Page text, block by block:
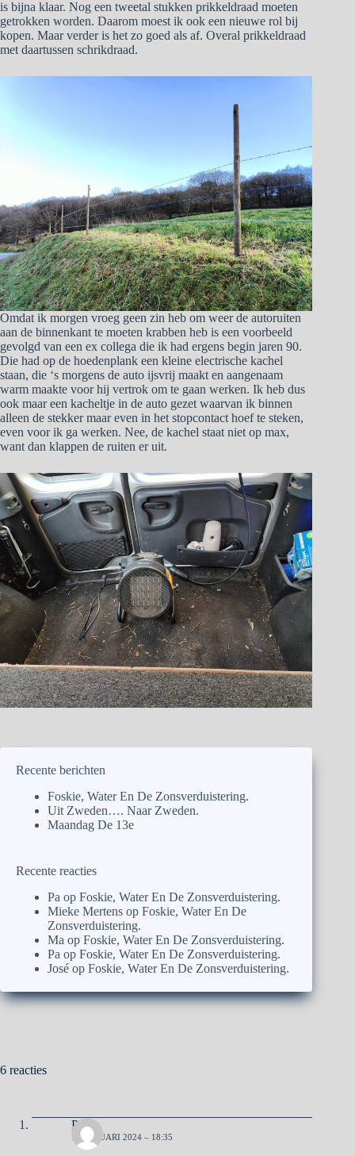
is bijna klaar. Nog een tweetal stukken prikkeldraad moeten
getrokken worden. Daarom moest ik ook een nieuwe rol bij
kopen. Maar verder is het zo goed als af. Overal prikkeldraad
met daartussen schrikdraad.
Omdat ik morgen vroeg geen zin heb om weer de autoruiten
aan de binnenkant te moeten krabben heb is een voorbeeld
gevolgd van een ex collega die ik had ergens begin jaren 90.
Die had op de hoedenplank een kleine electrische kachel
staan, die ‘s morgens de auto ijsvrij maakt en aangenaam
warm maakte voor hij vertrok om te gaan werken. Ik heb dus
ook maar een kacheltje in de auto gezet waarvan ik binnen
alleen de stekker maar even in het stopcontact hoef te steken,
even voor ik ga werken. Nee, de kachel staat niet op max,
want dan klappen de ruiten er uit.
Recente berichten
Foskie, Water En De Zonsverduistering.
Uit Zweden…. Naar Zweden.
Maandag De 13e
Recente reacties
Pa op Foskie, Water En De Zonsverduistering.
Mieke Mertens op Foskie, Water En De
Zonsverduistering.
Ma op Foskie, Water En De Zonsverduistering.
Pa op Foskie, Water En De Zonsverduistering.
José op Foskie, Water En De Zonsverduistering.
6 reacties
Pa
12 JANUARI 2024 – 18:35